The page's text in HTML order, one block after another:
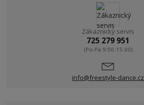
Zákaznický servis
725 279 951
(Po-Pá 9:00-15.00)
info@freestyle-dance.cz